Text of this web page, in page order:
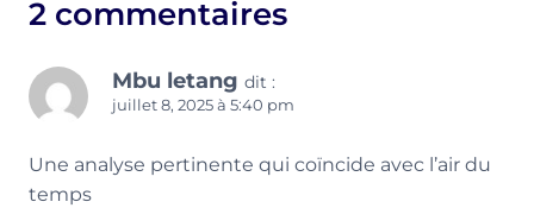
2 commentaires
Mbu letang dit :
juillet 8, 2025 à 5:40 pm
Une analyse pertinente qui coïncide avec l’air du
temps